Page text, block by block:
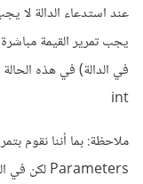
يجب تمرير القيمة
في الدالة) في هذه
int
ملاحظة: بما أننا نقوم
Parameters لكن في الدالة نفسها تسمى Arguments، بمعنى